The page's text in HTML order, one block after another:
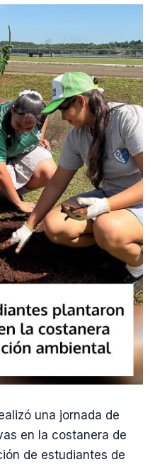
una jornada de
en la costanera de
de estudiantes de